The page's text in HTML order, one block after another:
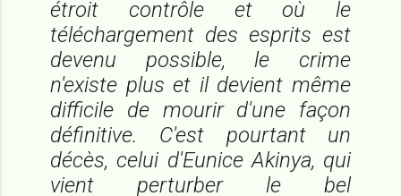
étroit contrôle et où le
téléchargement des esprits est
devenu possible, le crime
n'existe plus et il devient même
difficile de mourir d'une façon
définitive. C'est pourtant un
décès, celui d'Eunice Akinya, qui
vient perturber le bel